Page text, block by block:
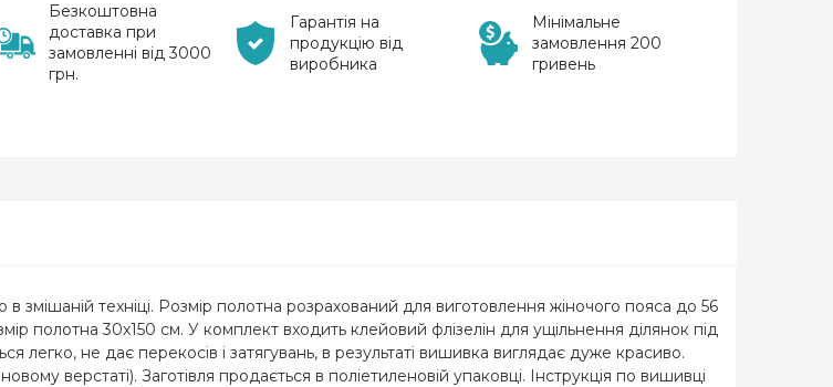
Безкоштовна
доставка при
замовленні від 3000
грн.
Гарантія на
продукцію від
виробника
Мінімальне
замовлення 200
гривень
техніці. Розмір полотна розрахований для виготовлення жіночого пояса до 56
полотна 30х150 см. У комплект входить клейовий флізелін для ущільнення ділянок під
не дає перекосів і затягувань, в результаті вишивка виглядає дуже красиво.
верстаті). Заготівля продається в поліетиленовій упаковці. Інструкція по вишивці